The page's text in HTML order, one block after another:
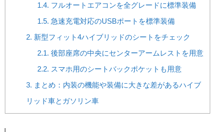
1.4. フルオートエアコンを全グレードに標準装備
1.5. 急速充電対応のUSBポートを標準装備
2. 新型フィット4ハイブリッドのシートをチェック
2.1. 後部座席の中央にセンターアームレストを用意
2.2. スマホ用のシートバックポケットも用意
3. まとめ：内装の機能や装備に大きな差があるハイブ
リッド車とガソリン車